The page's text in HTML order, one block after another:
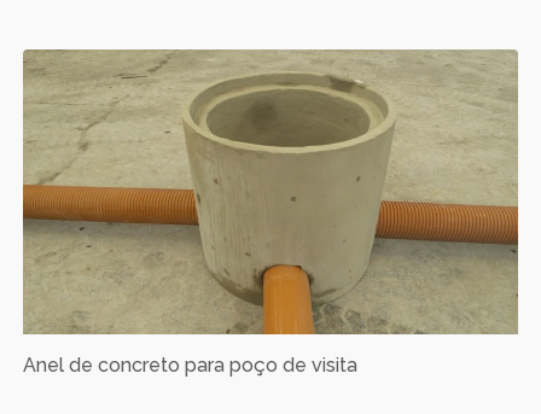
Anel de concreto para poço de visita